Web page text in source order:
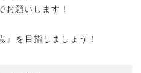
願いします！
』を目指しましょう！